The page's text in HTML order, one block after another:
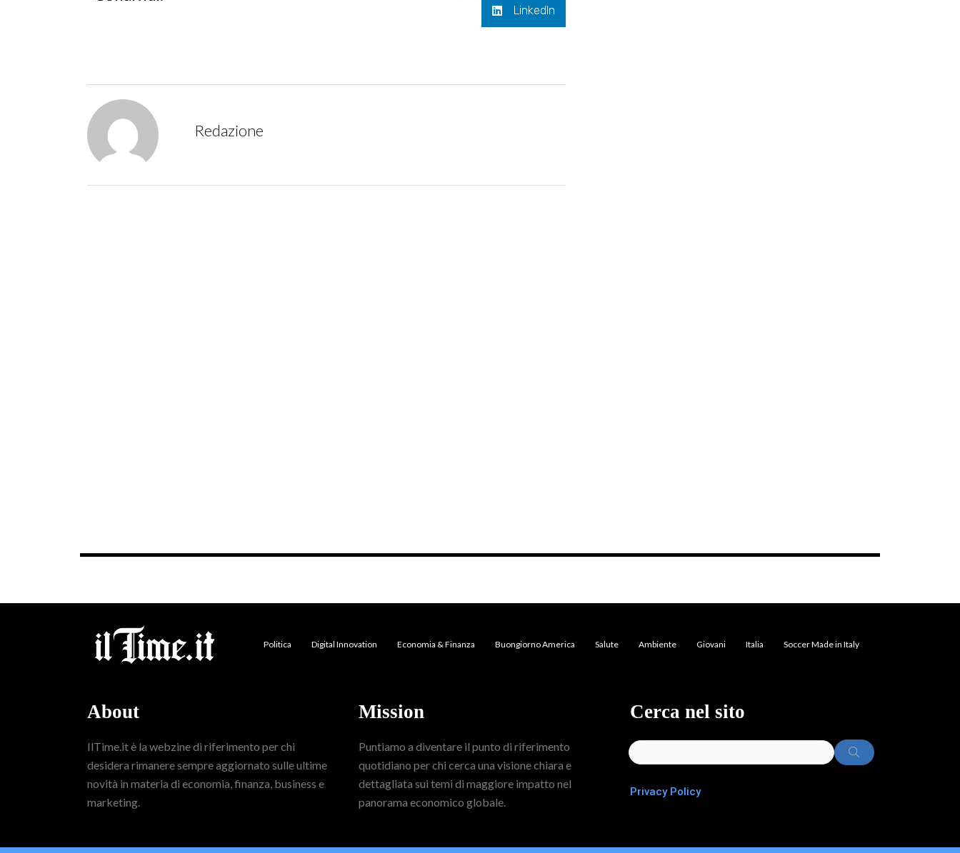
LinkedIn
Redazione
Politica Digital Innovation Economia & Finanza Buongiorno America Salute Ambiente Giovani Italia Soccer Made in Italy
About
IlTime.it è la webzine di riferimento per chi
desidera rimanere sempre aggiornato sulle ultime
novità in materia di economia, finanza, business e
marketing.
Mission
Puntiamo a diventare il punto di riferimento
quotidiano per chi cerca una visione chiara e
dettagliata sui temi di maggiore impatto nel
panorama economico globale.
Cerca nel sito
Privacy Policy